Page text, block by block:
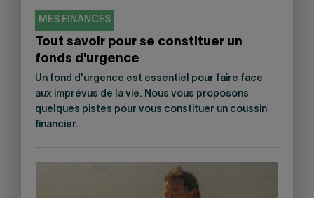
MES FINANCES
Tout savoir pour se constituer un
fonds d'urgence
Un fond d'urgence est essentiel pour faire face
aux imprévus de la vie. Nous vous proposons
quelques pistes pour vous constituer un coussin
financier.